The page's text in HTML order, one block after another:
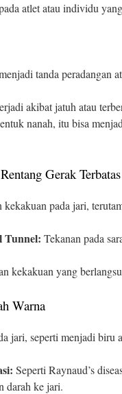
atlet atau individu
tanda peradangan
akibat jatuh atau
nanah, itu bisa
Gerak Terbatas
kekakuan pada jari,
Tunnel: Tekanan pada
kekakuan yang
Warna
jari, seperti menjadi biru
Seperti Raynaud’s
darah ke jari.